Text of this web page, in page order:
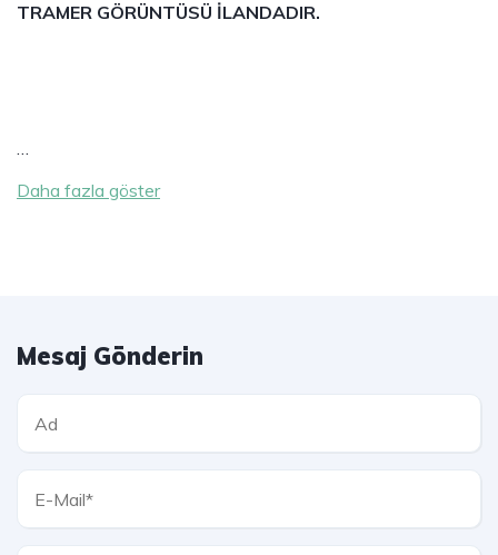
TRAMER GÖRÜNTÜSÜ İLANDADIR.
…
Daha fazla göster
Mesaj Gönderin